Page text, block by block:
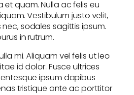
quam. Nulla ac felis eu
Vestibulum justo velit,
sodales sagittis ipsum.
in rutrum.
mi. Aliquam vel felis ut leo
id dolor. Fusce ultrices
ipsum dapibus
tristique ante ac porttitor